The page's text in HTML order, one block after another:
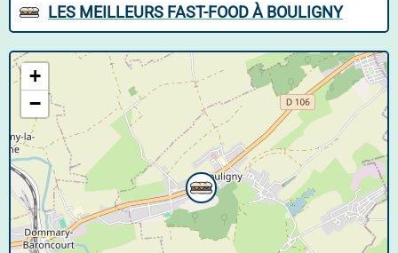
LES MEILLEURS FAST-FOOD À BOULIGNY
+
−